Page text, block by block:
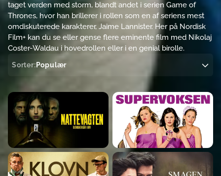
taget verden med storm, blandt andet i serien Game of
Thrones, hvor han brillerer i rollen som en af seriens mest
omdiskuterede karakterer, Jaime Lannister. Her på Nordisk
Film+ kan du se eller gense flere eminente film med Nikolaj
Coster-Waldau i hovedrollen eller i en genial birolle.
Sorter:Populær